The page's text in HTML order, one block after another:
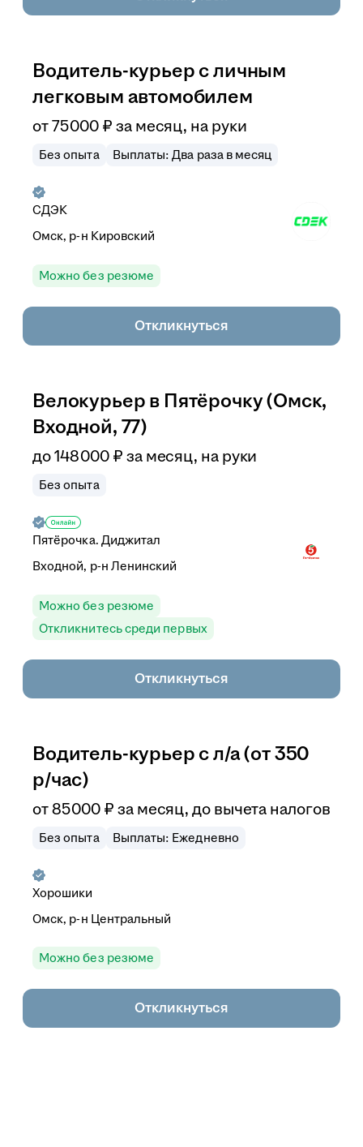
Водитель-курьер с личным
легковым автомобилем
от75 000 ₽ за месяц, на руки
Без опыта Выплаты: Два раза в месяц
СДЭК
Омск, р-н Кировский
Можно без резюме
Откликнуться
Велокурьер в Пятёрочку (Омск,
Входной, 77)
до148 000 ₽ за месяц, на руки
Без опыта
Пятёрочка. Диджитал
Входной, р-н Ленинский
Можно без резюме
Откликнитесь среди первых
Откликнуться
Водитель-курьер с л/а (от 350
р/час)
от85 000 ₽ за месяц,до вычета налогов
Без опыта Выплаты: Ежедневно
Хорошики
Омск, р-н Центральный
Можно без резюме
Откликнуться